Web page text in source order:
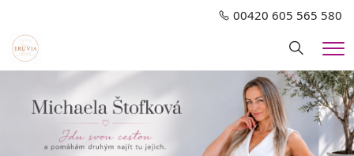
00420 605 565 580
Hledání